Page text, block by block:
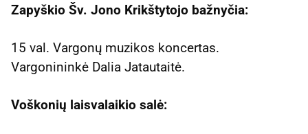
Zapyškio Šv. Jono Krikštytojo bažnyčia:
15 val. Vargonų muzikos koncertas.
Vargonininkė Dalia Jatautaitė.
Voškonių laisvalaikio salė: